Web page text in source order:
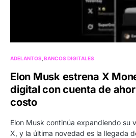
ADELANTOS BANCOS DIGITALES
Elon Musk estrena X
digital con cuenta de
costo
Elon Musk continúa expandiendo su
X, y la última novedad es la llegada